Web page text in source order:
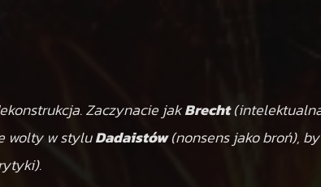
Zaczynacie jakBrecht
wolty w styluDadaistów(nonsens jako broń),